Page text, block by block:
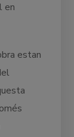
en
estan